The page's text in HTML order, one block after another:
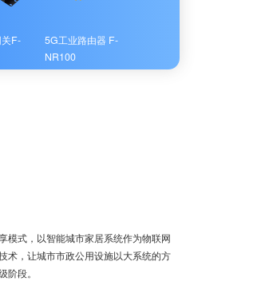
F-
5G工业路由器 F-
NR100
式，以智能城市家居系统作为物联网
术，让城市市政公用设施以大系统的方
段。